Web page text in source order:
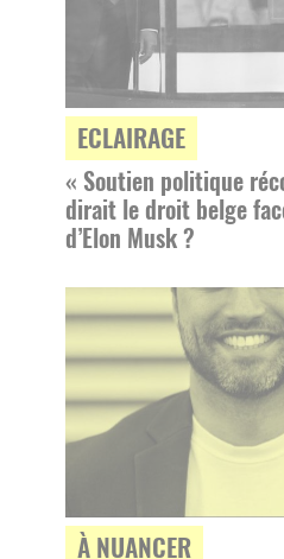
ECLAIRAGE
« Soutien politique
dirait le droit belge
d’Elon Musk ?
À NUANCER